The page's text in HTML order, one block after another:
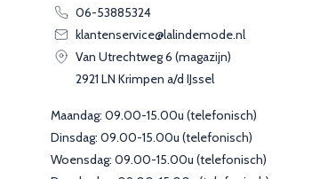
06-53885324
klantenservice@lalindemode.nl
Van Utrechtweg 6 (magazijn)
2921 LN Krimpen a/d IJssel
Maandag: 09.00-15.00u (telefonisch)
Dinsdag: 09.00-15.00u (telefonisch)
Woensdag: 09.00-15.00u (telefonisch)